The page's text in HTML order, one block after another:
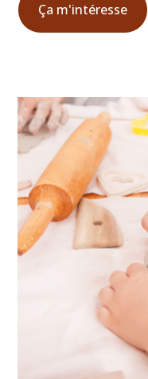
Ça m'intéresse